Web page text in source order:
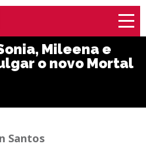
Mileena e
o novo Mortal
Santos